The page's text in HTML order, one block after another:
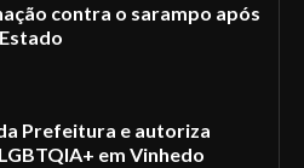
contra o sarampo após
Prefeitura e autoriza
em Vinhedo